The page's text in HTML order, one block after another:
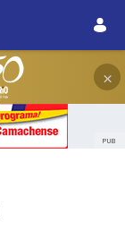
×
PUB